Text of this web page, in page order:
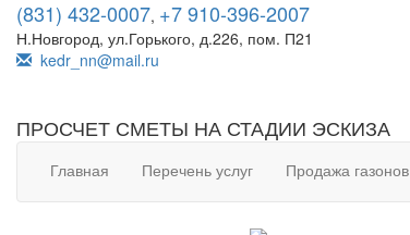
(831) 432-0007, +7 910-396-2007
Н.Новгород, ул.Горького, д.226, пом. П21
kedr_nn@mail.ru
ПРОСЧЕТ СМЕТЫ НА СТАДИИ ЭСКИЗА
Главная Перечень услуг Продажа газонов